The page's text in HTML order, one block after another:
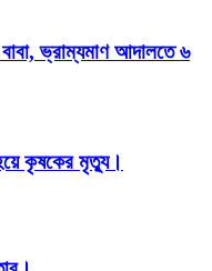
ভ্রাম্যমাণ আদালতে ৬
কৃষকের মৃত্যু।